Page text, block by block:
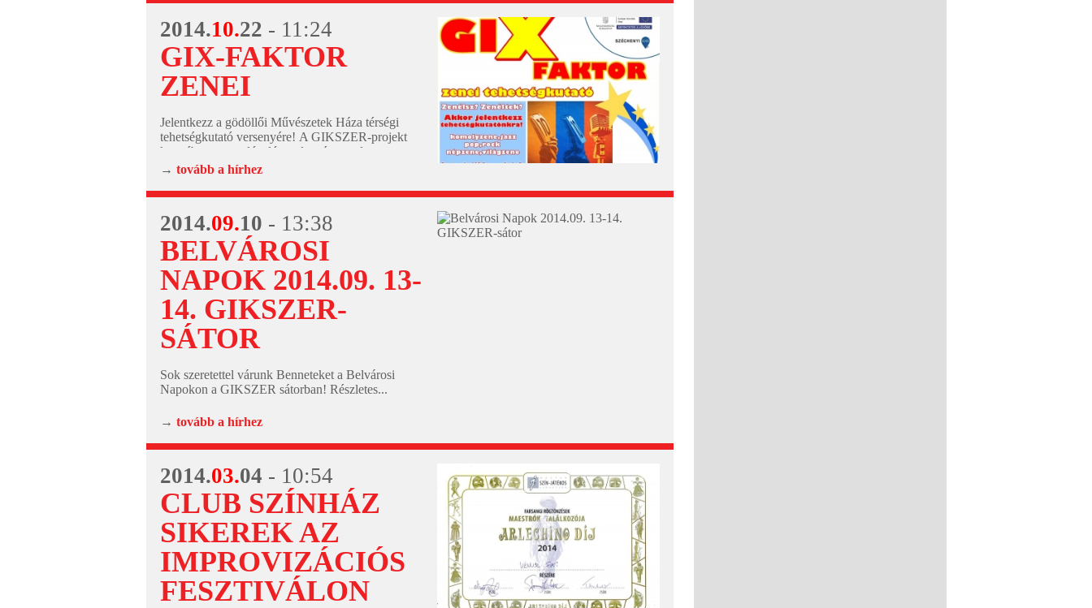
2014.10.22 - 11:24
GIX-FAKTOR
ZENEI
Jelentkezz a gödöllői Művészetek Háza térségi
tehetségkutató versenyére! A GIKSZER-projekt
keretében megvalósuló rendezvényre olyan
produkciókat várunk, melyek magukon viselik a
világzene...
→ tovább a hírhez
2014.09.10 - 13:38
BELVÁROSI
NAPOK 2014.09. 13-
14. GIKSZER-
SÁTOR
Sok szeretettel várunk Benneteket a Belvárosi
Napokon a GIKSZER sátorban! Részletes...
→ tovább a hírhez
2014.03.04 - 10:54
CLUB SZÍNHÁZ
SIKEREK AZ
IMPROVIZÁCIÓS
FESZTIVÁLON